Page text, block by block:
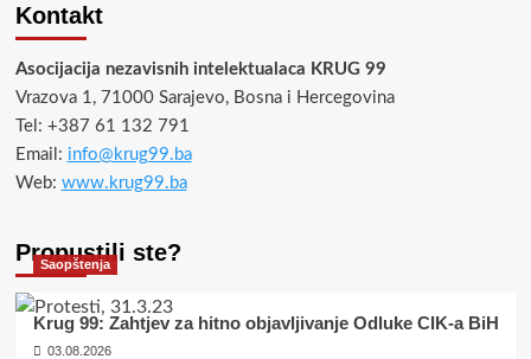
Kontakt
Asocijacija nezavisnih intelektualaca KRUG 99
Vrazova 1, 71000 Sarajevo, Bosna i Hercegovina
Tel: +387 61 132 791
Email: info@krug99.ba
Web: www.krug99.ba
Propustili ste?
Saopštenja
Krug 99: Zahtjev za hitno objavljivanje Odluke CIK-a BiH
03.08.2026